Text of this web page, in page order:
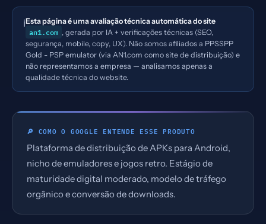
ℹ️Esta página é uma avaliação técnica automática do site
an1.com , gerada por IA + verificações técnicas (SEO,
segurança, mobile, copy, UX). Não somos afiliados a PPSSPP
Gold - PSP emulator (via AN1.com como site de distribuição) e
não representamos a empresa — analisamos apenas a
qualidade técnica do website.
🔎 COMO O GOOGLE ENTENDE ESSE PRODUTO
Plataforma de distribuição de APKs para Android,
nicho de emuladores e jogos retro. Estágio de
maturidade digital moderado, modelo de tráfego
orgânico e conversão de downloads.